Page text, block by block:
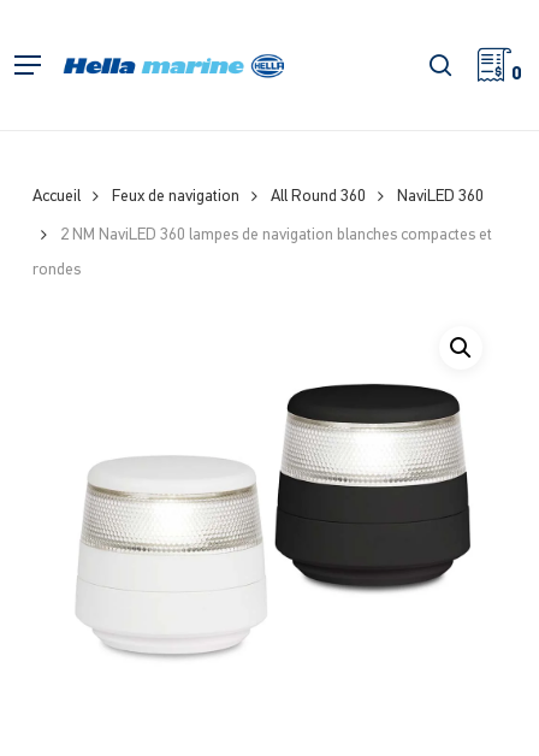
l'accueil
Menu 0
Accueil Feux de navigation All Round 360 NaviLED 360
2 NM NaviLED 360 lampes de navigation blanches compactes et
rondes